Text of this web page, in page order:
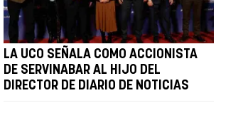
LA UCO SEÑALA COMO ACCIONISTA
DE SERVINABAR AL HIJO DEL
DIRECTOR DE DIARIO DE NOTICIAS